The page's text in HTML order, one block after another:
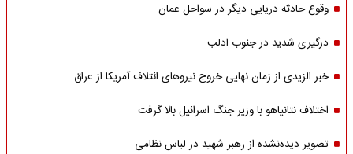
وقوع حادثه دریایی دیگر در سواحل عمان
درگیری شدید در جنوب ادلب
خبر الزیدی از زمان نهایی خروج نیروهای ائتلاف آمریکا از عراق
اختلاف نتانیاهو با وزیر جنگ اسرائیل بالا گرفت
تصویر دیده‌نشده از رهبر شهید در لباس نظامی